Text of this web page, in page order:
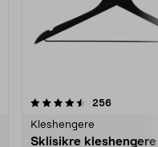
256
Kleshengere
Sklisikre
4.5av 5 stjerner